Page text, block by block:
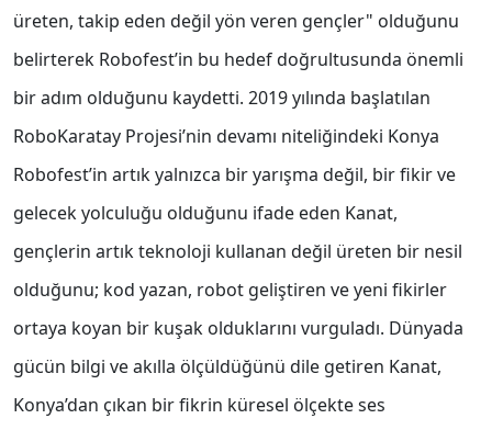
üreten, takip eden değil yön veren gençler" olduğunu
belirterek Robofest’in bu hedef doğrultusunda önemli
bir adım olduğunu kaydetti. 2019 yılında başlatılan
RoboKaratay Projesi’nin devamı niteliğindeki Konya
Robofest’in artık yalnızca bir yarışma değil, bir fikir ve
gelecek yolculuğu olduğunu ifade eden Kanat,
gençlerin artık teknoloji kullanan değil üreten bir nesil
olduğunu; kod yazan, robot geliştiren ve yeni fikirler
ortaya koyan bir kuşak olduklarını vurguladı. Dünyada
gücün bilgi ve akılla ölçüldüğünü dile getiren Kanat,
Konya’dan çıkan bir fikrin küresel ölçekte ses